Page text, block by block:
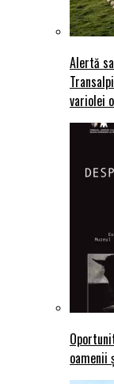
Alertă
variolei
oamenii